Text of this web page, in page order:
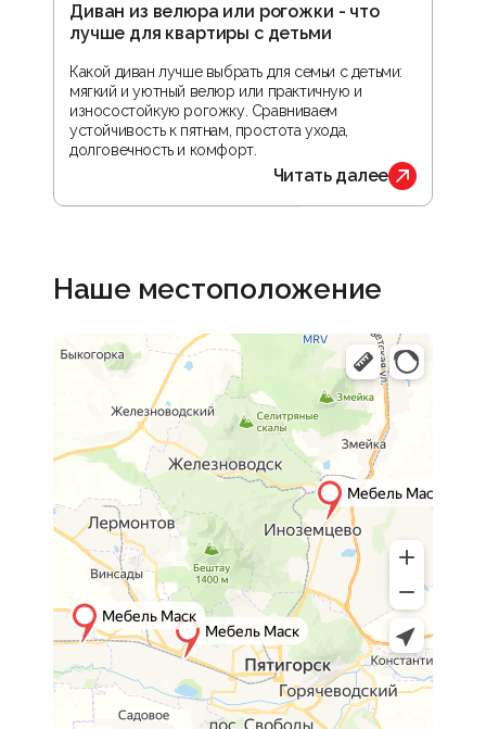
Диван из велюра или рогожки - что
лучше для квартиры с детьми
Какой диван лучше выбрать для семьи с детьми:
мягкий и уютный велюр или практичную и
износостойкую рогожку. Сравниваем
устойчивость к пятнам, простота ухода,
долговечность и комфорт.
Читать далее
Наше местоположение